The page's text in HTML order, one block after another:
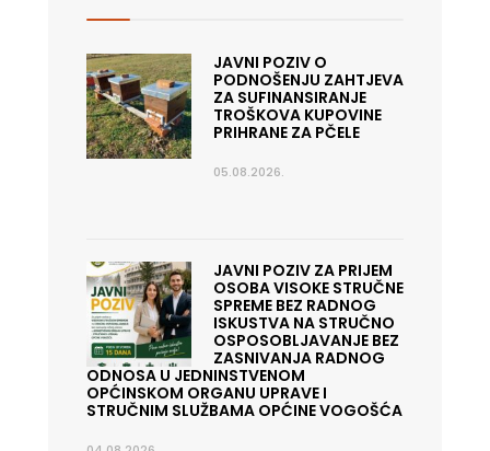
JAVNI POZIV O
PODNOŠENJU ZAHTJEVA
ZA SUFINANSIRANJE
TROŠKOVA KUPOVINE
PRIHRANE ZA PČELE
05.08.2026.
JAVNI POZIV ZA PRIJEM
OSOBA VISOKE STRUČNE
SPREME BEZ RADNOG
ISKUSTVA NA STRUČNO
OSPOSOBLJAVANJE BEZ
ZASNIVANJA RADNOG
ODNOSA U JEDNINSTVENOM
OPĆINSKOM ORGANU UPRAVE I
STRUČNIM SLUŽBAMA OPĆINE VOGOŠĆA